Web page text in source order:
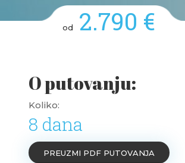
od 2.790 €
O putovanju:
Koliko:
8 dana
PREUZMI PDF PUTOVANJA